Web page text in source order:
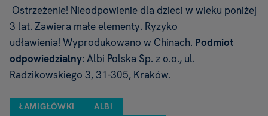
Ostrzeżenie! Nieodpowienie dla dzieci w wieku poniżej
3 lat. Zawiera małe elementy. Ryzyko
udławienia! Wyprodukowano w Chinach. Podmiot
odpowiedzialny: Albi Polska Sp. z o.o., ul.
Radzikowskiego 3, 31-305, Kraków.
ŁAMIGŁÓWKI
ALBI